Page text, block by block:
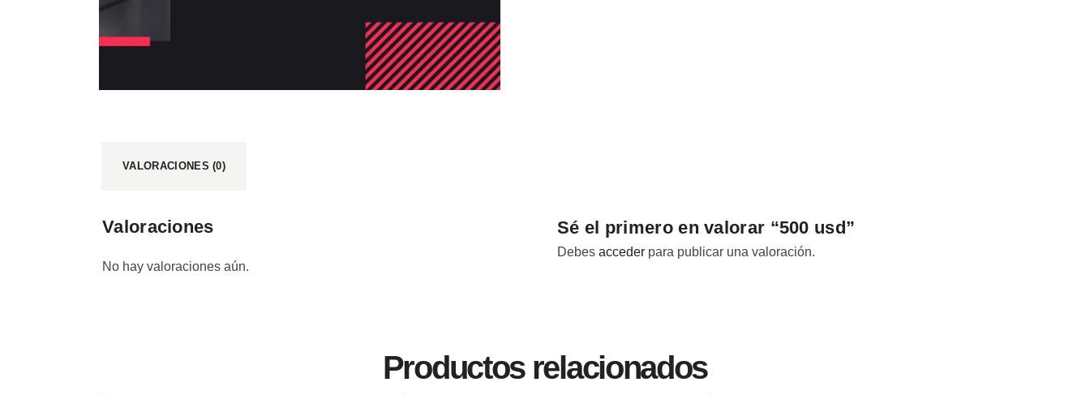
VALORACIONES (0)
Valoraciones
No hay valoraciones aún.
Sé el primero en valorar “500 usd”
Debes acceder para publicar una valoración.
Productos relacionados